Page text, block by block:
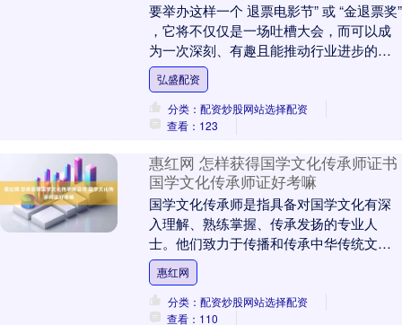
要举办这样一个 退票电影节” 或 “金退票奖”
，它将不仅仅是一场吐槽大会，而可以成
为一次深刻、有趣且能推动行业进步的公
共事件。 “退票电影节”从构想变为一场
精....
弘盛配资
分类：配资炒股网站选择配资
查看：123
惠红网 怎样获得国学文化传承师证书
国学文化传承师证好考嘛
国学文化传承师是指具备对国学文化有深
入理解、熟练掌握、传承发扬的专业人
士。他们致力于传播和传承中华传统文
化，通过各种方式如教学、研究、讲座、
文化活动组织等，将国....
惠红网
分类：配资炒股网站选择配资
查看：110